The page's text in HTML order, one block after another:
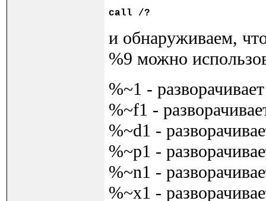
call
и обнаруживаем,
%9 можно
%~1 -
%~f1 -
%~d1 -
%~p1 -
%~n1 -
%~x1 -